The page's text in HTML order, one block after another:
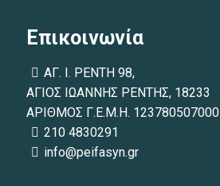
Επικοινωνία
ΑΓ. Ι. ΡΕΝΤΗ 98,
ΑΓΙΟΣ ΙΩΑΝΝΗΣ ΡΕΝΤΗΣ, 18233
ΑΡΙΘΜΟΣ Γ.Ε.Μ.Η. 123780507000
210 4830291
info@peifasyn.gr